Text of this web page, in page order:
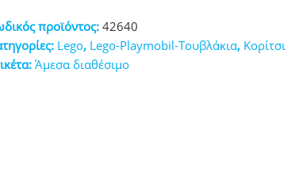
προϊόντος:42640
Lego, Lego-Playmobil-Τουβλάκια, Κορίτσι
Άμεσα διαθέσιμο